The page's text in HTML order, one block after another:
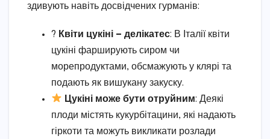
здивують навіть досвідчених гурманів:
? Квіти цукіні — делікатес: В Італії квіти
цукіні фарширують сиром чи
морепродуктами, обсмажують у клярі та
подають як вишукану закуску.
Цукіні може бути отруйним: Деякі
плоди містять кукурбітацини, які надають
гіркоти та можуть викликати розлади